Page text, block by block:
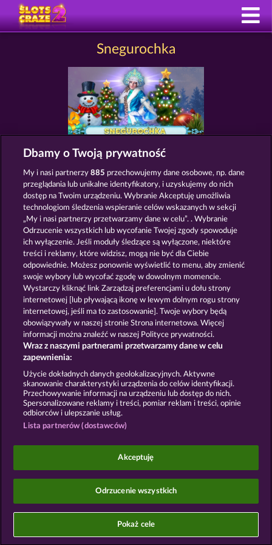
Snegurochka
SLOTY TAKIE JAK SNEGUROCHKA
HALLOW REELS
Zasady i warunki Polityka prywatności
Nota prawna Firma FAQ Facebook
Prześlij wniosek o wypłatę
Gry społecznościowe mają przeznaczenie czysto
rozrywkowe i nie mają absolutnie żadnego wpływu
pieniądze.
©2026 Whow Games GmbH
Dbamy o Twoją prywatność
My i nasi partnerzy885 przechowujemy dane osobowe, np. dane
przeglądania lub unikalne identyfikatory, i uzyskujemy do nich
dostęp na Twoim urządzeniu. Wybranie Akceptuję umożliwia
technologiom śledzenia wspieranie celów wskazanych w sekcji
„My i nasi partnerzy przetwarzamy dane w celu”. . Wybranie
Odrzucenie wszystkich lub wycofanie Twojej zgody spowoduje
ich wyłączenie. Jeśli moduły śledzące są wyłączone, niektóre
treści i reklamy, które widzisz, mogą nie być dla Ciebie
odpowiednie. Możesz ponownie wyświetlić to menu, aby zmienić
swoje wybory lub wycofać zgodę w dowolnym momencie.
Wystarczy kliknąć link Zarządzaj preferencjami u dołu strony
internetowej [lub pływającą ikonę w lewym dolnym rogu strony
internetowej, jeśli ma to zastosowanie]. Twoje wybory będą
obowiązywały w naszej stronie Strona internetowa. Więcej
informacji można znaleźć w naszej Polityce prywatności.
Wraz z naszymi partnerami przetwarzamy dane w celu
zapewnienia:
Użycie dokładnych danych geolokalizacyjnych. Aktywne
skanowanie charakterystyki urządzenia do celów identyfikacji.
Przechowywanie informacji na urządzeniu lub dostęp do nich.
Spersonalizowane reklamy i treści, pomiar reklam i treści, opinie
odbiorców i ulepszanie usług.
Lista partnerów (dostawców)
Akceptuję
Odrzucenie wszystkich
Pokaż cele